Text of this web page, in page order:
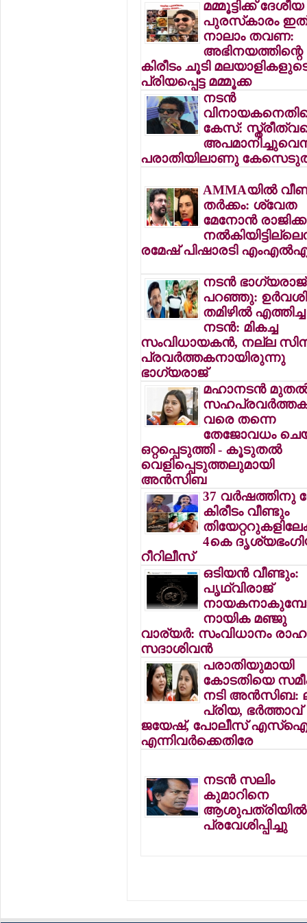
മമ്മൂട്ടിക്ക് ദേശീയ
പുരസ്‌കാരം
നാലാം തവണ:
അഭിനയത്തിന്റെ
കിരീടം ചൂടി
പ്രിയപ്പെട്ട മമ്മൂക്ക
നടന്‍
കേസ്:
പരാതിയിലാണു
AMMAയില്‍
തര്‍ക്കം: ശ്വേത
മേനോന്‍
രമേഷ് പിഷാരടി
നടന്‍ ഭാഗ്യരാജ്
പറഞ്ഞു:
തമിഴില്‍ എത്തിച്ച
നടന്‍: മികച്ച
സംവിധായകന്‍, നല്ല
പ്രവര്‍ത്തകനായിരുന്നു
ഭാഗ്യരാജ്
മഹാനടന്‍
വരെ തന്നെ
തേജോവധം
ഒറ്റപ്പെടുത്തി - കൂടുതല്‍
വെളിപ്പെടുത്തലുമായി
അന്‍സിബ
37 വര്‍ഷത്തിനു
കിരീടം വീണ്ടും
4കെ
റീറിലീസ്
ഒടിയന്‍ വീണ്ടും:
പൃഥ്വിരാജ്
നായിക മഞ്ജു
വാര്യര്‍: സംവിധാനം
സദാശിവന്‍
പരാതിയുമായി
കോടതിയെ
നടി അന്‍സിബ:
പ്രിയ, ഭര്‍ത്താവ്
ജയേഷ്, പോലീസ്
എന്നിവര്‍ക്കെതിരേ
നടന്‍ സലിം
കുമാറിനെ
ആശുപത്രിയില്‍
പ്രവേശിപ്പിച്ചു